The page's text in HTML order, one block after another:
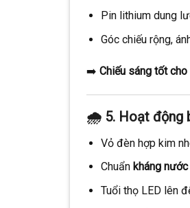
Pin lithium dung
Góc chiếu rộng,
➡️ Chiếu sáng tốt
🌧️ 5. Hoạt động
Vỏ đèn hợp kim
Chuẩn kháng
Tuổi thọ LED lên